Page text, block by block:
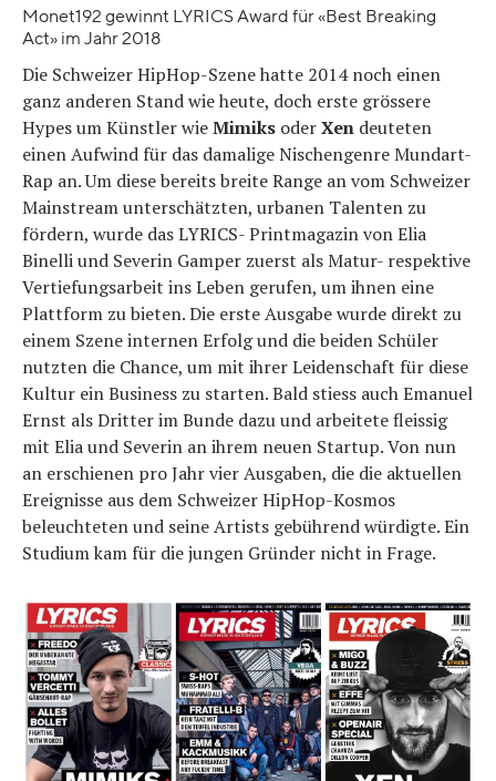
Monet192 gewinnt LYRICS Award für «Best Breaking
Act» im Jahr 2018
Die Schweizer HipHop-Szene hatte 2014 noch einen
ganz anderen Stand wie heute, doch erste grössere
Hypes um Künstler wieMimiks oderXen deuteten
einen Aufwind für das damalige Nischengenre Mundart-
Rap an. Um diese bereits breite Range an vom Schweizer
Mainstream unterschätzten, urbanen Talenten zu
fördern, wurde das LYRICS- Printmagazin von Elia
Binelli und Severin Gamper zuerst als Matur- respektive
Vertiefungsarbeit ins Leben gerufen, um ihnen eine
Plattform zu bieten. Die erste Ausgabe wurde direkt zu
einem Szene internen Erfolg und die beiden Schüler
nutzten die Chance, um mit ihrer Leidenschaft für diese
Kultur ein Business zu starten. Bald stiess auch Emanuel
Ernst als Dritter im Bunde dazu und arbeitete fleissig
mit Elia und Severin an ihrem neuen Startup. Von nun
an erschienen pro Jahr vier Ausgaben, die die aktuellen
Ereignisse aus dem Schweizer HipHop-Kosmos
beleuchteten und seine Artists gebührend würdigte. Ein
Studium kam für die jungen Gründer nicht in Frage.